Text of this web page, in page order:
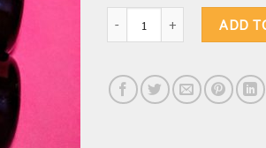
Kreza šamponi 32 ( ADD